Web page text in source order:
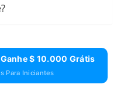
$ 10.000 Grátis
Para Iniciantes